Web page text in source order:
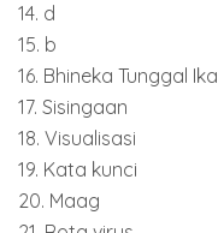
14. d
15. b
16. Bhineka Tunggal Ika
17. Sisingaan
18. Visualisasi
19. Kata kunci
20. Maag